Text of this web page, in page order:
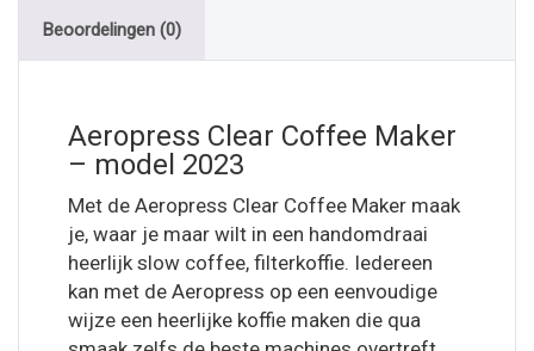
Beoordelingen (0)
Aeropress Clear Coffee Maker
– model 2023
Met de Aeropress Clear Coffee Maker maak
je, waar je maar wilt in een handomdraai
heerlijk slow coffee, filterkoffie. Iedereen
kan met de Aeropress op een eenvoudige
wijze een heerlijke koffie maken die qua